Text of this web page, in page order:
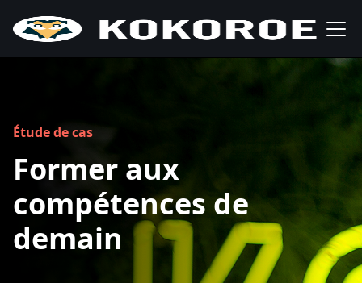
Étude de cas
Former aux
compétences de
demain